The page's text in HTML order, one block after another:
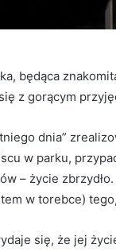
będąca
z gorącym
dnia”
w parku,
– życie
w torebce)
się, że jej